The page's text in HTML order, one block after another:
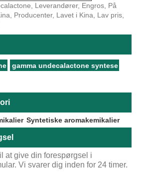
Leverandører, Engros, På
Producenter, Lavet i Kina, Lav pris,
gamma undecalactone syntese
Syntetiske aromakemikalier
at give din forespørgsel i
Vi svarer dig inden for 24 timer.